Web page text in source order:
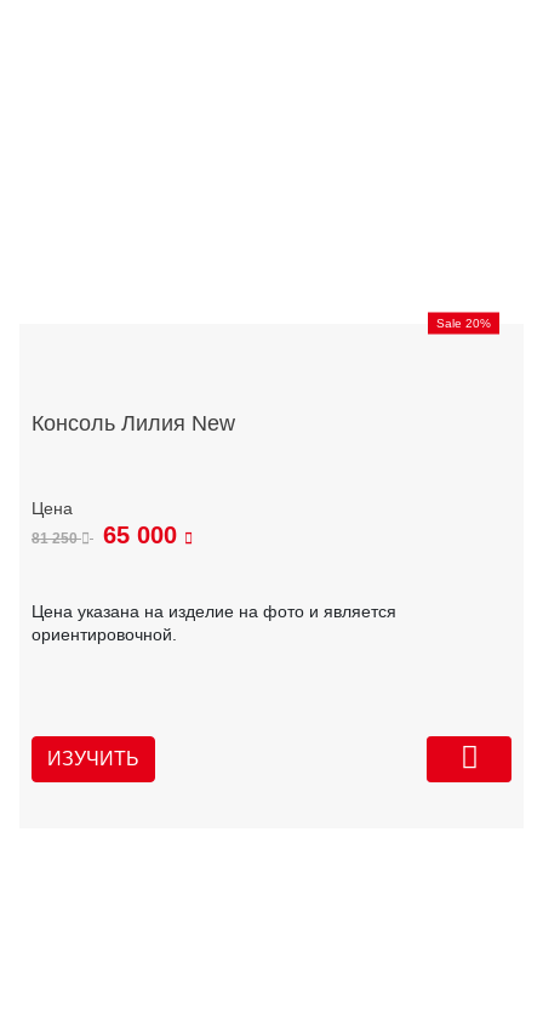
Sale 20%
Консоль Лилия New
81 250 65 000
Цена указана на изделие на фото и является
ориентировочной.
ИЗУЧИТЬ